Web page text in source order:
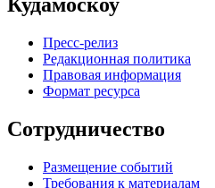
Кудамоскоу
Пресс-релиз
Редакционная политика
Правовая информация
Формат ресурса
Сотрудничество
Размещение событий
Требования к материалам